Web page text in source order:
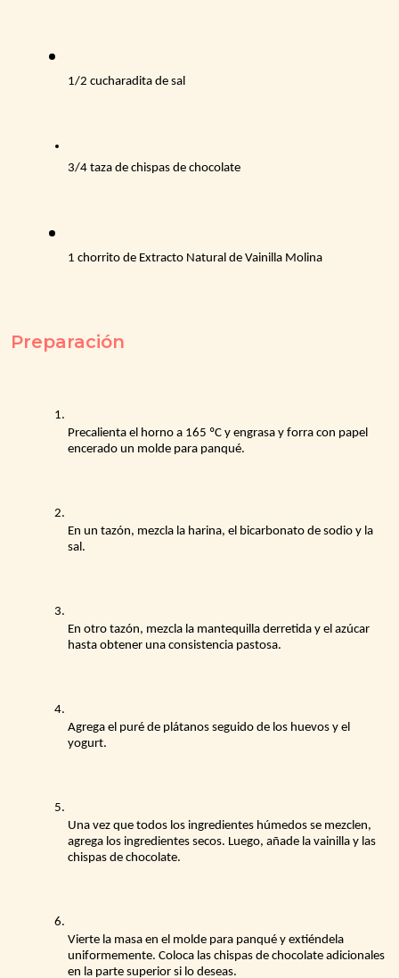
1/2 cucharadita de sal
3/4 taza de chispas de chocolate
1 chorrito de Extracto Natural de Vainilla Molina
Preparación
Precalienta el horno a 165 ºC y engrasa y forra con papel
encerado un molde para panqué.
En un tazón, mezcla la harina, el bicarbonato de sodio y la
sal.
En otro tazón, mezcla la mantequilla derretida y el azúcar
hasta obtener una consistencia pastosa.
Agrega el puré de plátanos seguido de los huevos y el
yogurt.
Una vez que todos los ingredientes húmedos se mezclen,
agrega los ingredientes secos. Luego, añade la vainilla y las
chispas de chocolate.
Vierte la masa en el molde para panqué y extiéndela
uniformemente. Coloca las chispas de chocolate adicionales
en la parte superior si lo deseas.